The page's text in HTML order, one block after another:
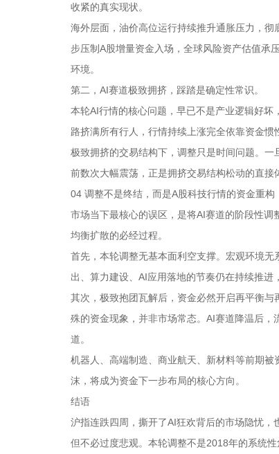
收紧的真实现状。
海外层面，油价高位运行持续推升通胀压力，
步压制A股增量资金入场，全球风险资产估值承
环境。
第二，AI赛道极致拥挤，踩踏是确定性常识。
本轮AI行情的核心问题，早已不是产业逻辑好
路挤满所有行人，行情持续上涨完全依靠资金惯
极致拥挤的交易结构下，调整只是时间问题。
前数次大幅震荡，正是拥挤交易结构松动的直接
04 调整不是终结，而是A股科技行情的资金重构
市场当下最核心的误区，是将AI赛道的阶段性
均衡扩散的必经过程。
首先，本轮调整无基本面利空支撑。宏观环境
出、算力建设、AI应用落地的节奏仍在持续推进
其次，极致抱团瓦解后，资金必然开启再平衡
殊的资金现象，并非市场常态。AI赛道降温后
道。
机器人、高端制造、商业航天、新材料等前期
沫，将成为资金下一步布局的核心方向。
结语
沪指连跌四周，撕开了AI狂欢背后的市场隐忧，
但不必过度悲观。本轮调整不是2018年的系统